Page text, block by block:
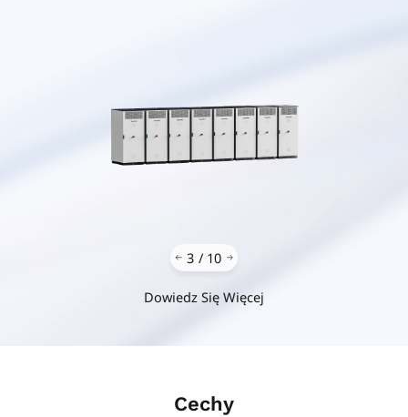
3 / 10
Dowiedz Się Więcej
Cechy